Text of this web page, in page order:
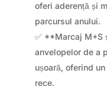
oferi aderență și
parcursul anului.
✅ **Marcaj M+S
anvelopelor de a
ușoară, oferind
rece.